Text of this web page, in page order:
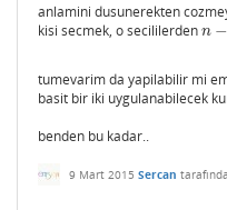
anlamini dusunerekten
kisi secmek, o secililerden n −
n−2
tumevarim da yapilabilir mi
basit bir iki uygulanabilecek
benden bu kadar..
9 Mart 2015 Sercan